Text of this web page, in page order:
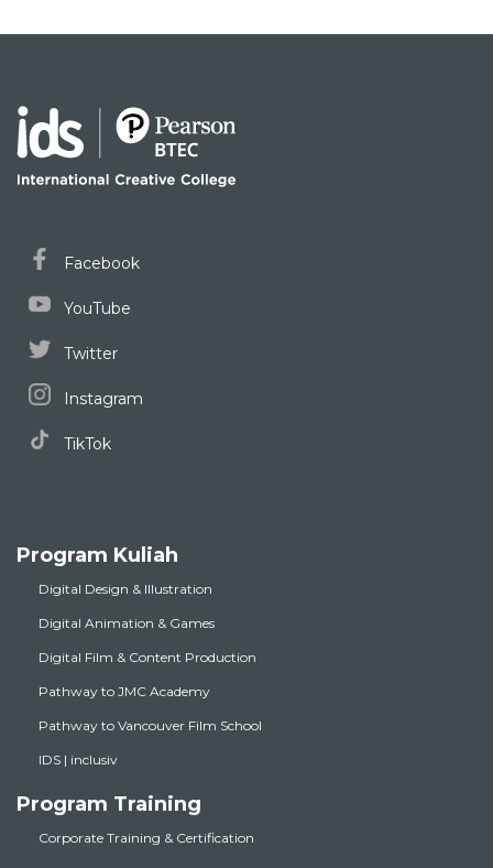
Facebook
YouTube
Twitter
Instagram
TikTok
Program Kuliah
Digital Design & Illustration
Digital Animation & Games
Digital Film & Content Production
Pathway to JMC Academy
Pathway to Vancouver Film School
IDS | inclusiv
Program Training
Corporate Training & Certification